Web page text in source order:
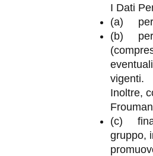
I Dati
(a) per
(b) per
vigenti.
Inoltre,
(c)
gruppo,